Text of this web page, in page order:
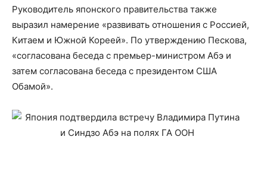
Руководитель японского правительства также
выразил намерение «развивать отношения с Россией,
Китаем и Южной Кореей». По утверждению Пескова,
«согласована беседа с премьер-министром Абэ и
затем согласована беседа с президентом США
Обамой».